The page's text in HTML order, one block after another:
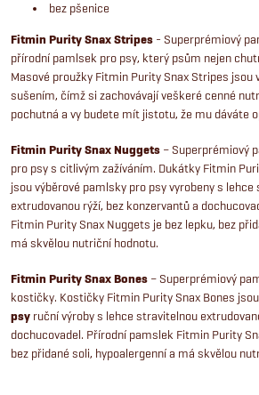
y
v
ý
i
s
u
bez pšenice
Fitmin Purity Snax Stripes - Superprémiový
přírodní pamlsek pro psy, který psům nejen
Masové proužky Fitmin Purity Snax Stripes jsou
sušením, čímž si zachovávají veškeré cenné
pochutná a vy budete mít jistotu, že mu dáváte
Fitmin Purity Snax Nuggets – Superprémiový
pro psy s citlivým zažíváním. Dukátky Fitmin
jsou výběrové pamlsky pro psy vyrobeny s
extrudovanou rýží, bez konzervantů a
Fitmin Purity Snax Nuggets je bez lepku, bez
má skvělou nutriční hodnotu.
Fitmin Purity Snax Bones – Superprémiový
kostičky. Kostičky Fitmin Purity Snax Bones jsou
psy ruční výroby s lehce stravitelnou
dochucovadel. Přírodní pamslek Fitmin Purity
bez přidané soli, hypoalergenní a má skvělou